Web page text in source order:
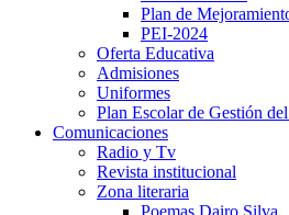
Plan de
PEI-2024
Oferta Educativa
Admisiones
Uniformes
Plan Escolar de Gestión
Comunicaciones
Radio y Tv
Revista institucional
Zona literaria
Poemas Dairo Silva